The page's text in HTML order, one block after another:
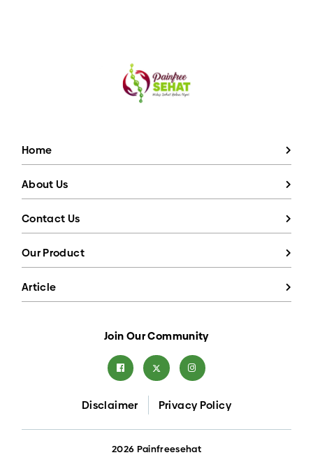
Home
About Us
Contact Us
Our Product
Article
Join Our Community
Disclaimer Privacy Policy
2026 Painfreesehat